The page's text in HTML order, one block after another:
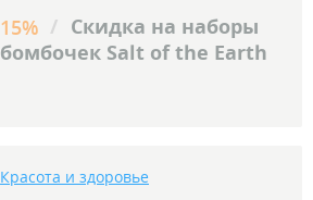
15% / Скидка на наборы
бомбочек Salt of the Earth
Красота и здоровье